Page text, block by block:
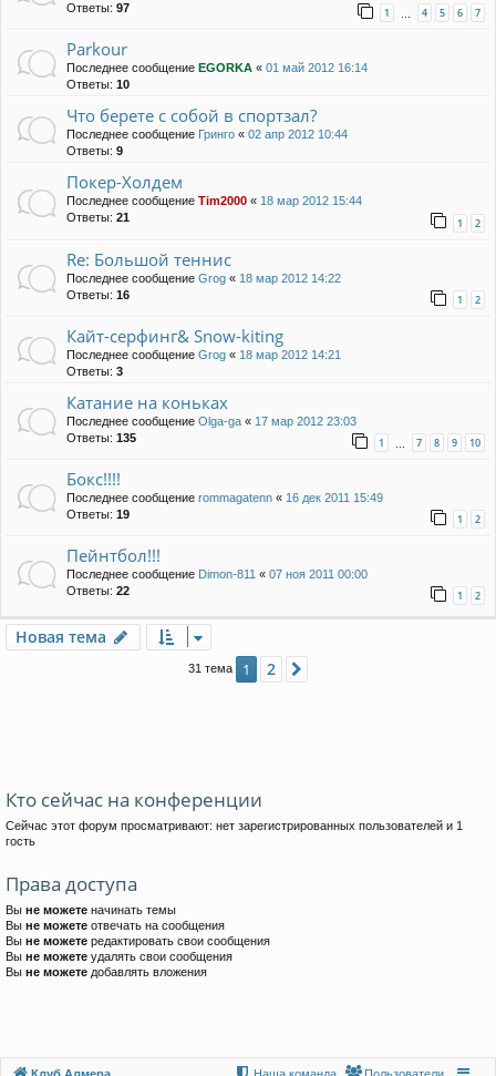
Ответы: 97 1 … 4 5 6 7
Parkour
Последнее сообщение EGORKA « 01 май 2012 16:14
Ответы: 10
Что берете с собой в спортзал?
Последнее сообщение Гринго « 02 апр 2012 10:44
Ответы: 9
Покер-Холдем
Последнее сообщение Tim2000 « 18 мар 2012 15:44
Ответы: 21 1 2
Re: Большой теннис
Последнее сообщение Grog « 18 мар 2012 14:22
Ответы: 16 1 2
Кайт-серфинг& Snow-kiting
Последнее сообщение Grog « 18 мар 2012 14:21
Ответы: 3
Катание на коньках
Последнее сообщение Olga-ga « 17 мар 2012 23:03
Ответы: 135 1 7 8 9 10
Бокс!!!!
Последнее сообщение rommagatenn « 16 дек 2011 15:49
Ответы: 19 1 2
Пейнтбол!!!
Последнее сообщение Dimon-811 « 07 ноя 2011 00:00
Ответы: 22 1 2
Новая тема
31 тема 1 2
Кто сейчас на конференции
Сейчас этот форум просматривают: нет зарегистрированных пользователей и 1
гость
Права доступа
Вы не можете начинать темы
Вы не можете отвечать на сообщения
Вы не можете редактировать свои сообщения
Вы не можете удалять свои сообщения
Вы не можете добавлять вложения